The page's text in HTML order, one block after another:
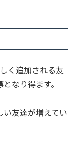
く追加される友
なり得ます。
友達が増えてい